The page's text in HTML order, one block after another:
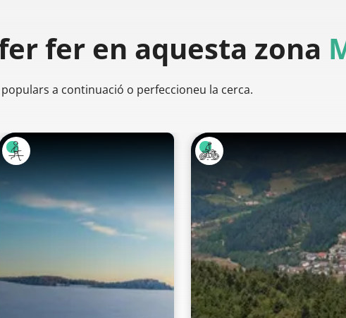
fer en aquesta zona
a continuació o perfeccioneu la cerca.